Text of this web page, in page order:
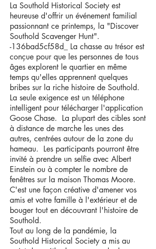
La Southold Historical Society est
heureuse d'offrir un événement familial
passionnant ce printemps, la "Discover
Southold Scavenger Hunt".
-136bad5cf58d_ La chasse au trésor est
conçue pour que les personnes de tous
âges explorent le quartier en même
temps qu'elles apprennent quelques
bribes sur la riche histoire de Southold.
La seule exigence est un téléphone
intelligent pour télécharger l'application
Goose Chase. La plupart des cibles sont
à distance de marche les unes des
autres, centrées autour de la zone du
hameau. Les participants pourront être
invité à prendre un selfie avec Albert
Einstein ou à compter le nombre de
fenêtres sur la maison Thomas Moore.
C'est une façon créative d'amener vos
amis et votre famille à l'extérieur et de
bouger tout en découvrant l'histoire de
Southold.
Tout au long de la pandémie, la
Southold Historical Society a mis au